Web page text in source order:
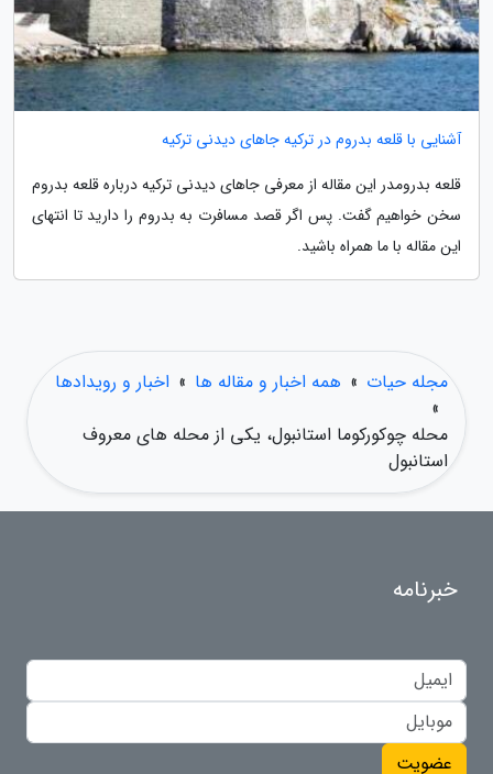
آشنایی با قلعه بدروم در ترکیه جاهای دیدنی ترکیه
قلعه بدرومدر این مقاله از معرفی جاهای دیدنی ترکیه درباره قلعه بدروم
سخن خواهیم گفت. پس اگر قصد مسافرت به بدروم را دارید تا انتهای
این مقاله با ما همراه باشید.
مجله حیات » همه اخبار و مقاله ها » اخبار و رویدادها
»
محله چوکورکوما استانبول، یکی از محله های معروف
استانبول
خبرنامه
عضویت